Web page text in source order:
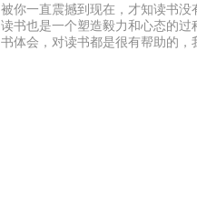
被你一直震撼到现在，才知读书
读书也是一个塑造毅力和心态的
书体会，对读书都是很有帮助的